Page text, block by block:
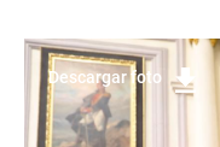
Descargar foto